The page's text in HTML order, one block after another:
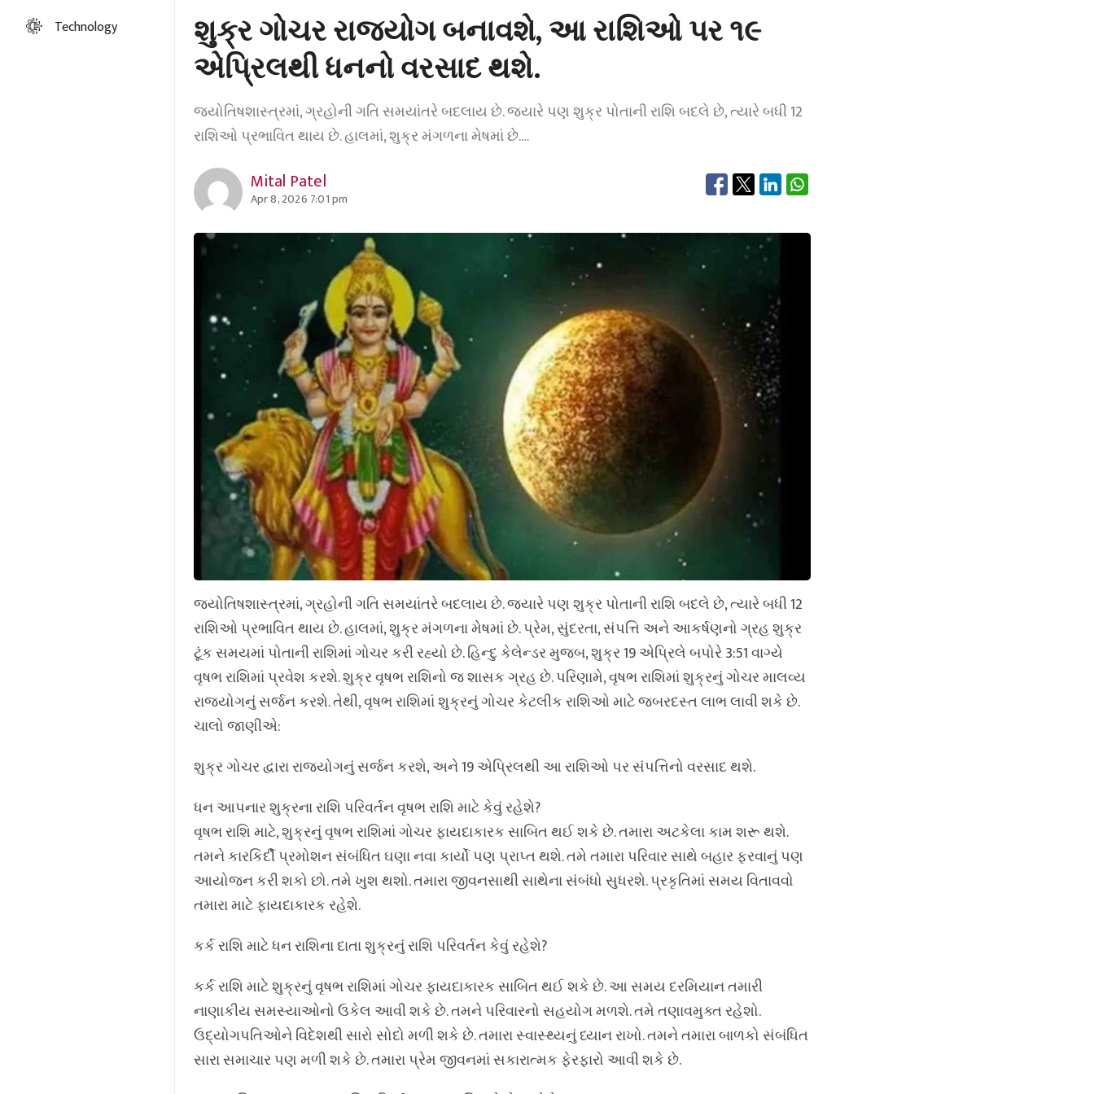
Technology
શુક્ર ગોચર રાજયોગ બનાવશે, આ રાશિઓ પર ૧૯
એપ્રિલથી ધનનો વરસાદ થશે.
જ્યોતિષશાસ્ત્રમાં, ગ્રહોની ગતિ સમયાંતરે બદલાય છે. જ્યારે પણ શુક્ર પોતાની રાશિ બદલે છે, ત્યારે બધી 12
રાશિઓ પ્રભાવિત થાય છે. હાલમાં, શુક્ર મંગળના મેષમાં છે.…
Mital Patel
Apr 8, 2026 7:01 pm
જ્યોતિષશાસ્ત્રમાં, ગ્રહોની ગતિ સમયાંતરે બદલાય છે. જ્યારે પણ શુક્ર પોતાની રાશિ બદલે છે, ત્યારે બધી 12
રાશિઓ પ્રભાવિત થાય છે. હાલમાં, શુક્ર મંગળના મેષમાં છે. પ્રેમ, સુંદરતા, સંપત્તિ અને આકર્ષણનો ગ્રહ શુક્ર
ટૂંક સમયમાં પોતાની રાશિમાં ગોચર કરી રહ્યો છે. હિન્દુ કેલેન્ડર મુજબ, શુક્ર 19 એપ્રિલે બપોરે 3:51 વાગ્યે
વૃષભ રાશિમાં પ્રવેશ કરશે. શુક્ર વૃષભ રાશિનો જ શાસક ગ્રહ છે. પરિણામે, વૃષભ રાશિમાં શુક્રનું ગોચર માલવ્ય
રાજયોગનું સર્જન કરશે. તેથી, વૃષભ રાશિમાં શુક્રનું ગોચર કેટલીક રાશિઓ માટે જબરદસ્ત લાભ લાવી શકે છે.
ચાલો જાણીએ:
શુક્ર ગોચર દ્વારા રાજયોગનું સર્જન કરશે, અને 19 એપ્રિલથી આ રાશિઓ પર સંપત્તિનો વરસાદ થશે.
ધન આપનાર શુક્રના રાશિ પરિવર્તન વૃષભ રાશિ માટે કેવું રહેશે?
વૃષભ રાશિ માટે, શુક્રનું વૃષભ રાશિમાં ગોચર ફાયદાકારક સાબિત થઈ શકે છે. તમારા અટકેલા કામ શરૂ થશે.
તમને કારકિર્દી પ્રમોશન સંબંધિત ઘણા નવા કાર્યો પણ પ્રાપ્ત થશે. તમે તમારા પરિવાર સાથે બહાર ફરવાનું પણ
આયોજન કરી શકો છો. તમે ખુશ થશો. તમારા જીવનસાથી સાથેના સંબંધો સુધરશે. પ્રકૃતિમાં સમય વિતાવવો
તમારા માટે ફાયદાકારક રહેશે.
કર્ક રાશિ માટે ધન રાશિના દાતા શુક્રનું રાશિ પરિવર્તન કેવું રહેશે?
કર્ક રાશિ માટે શુક્રનું વૃષભ રાશિમાં ગોચર ફાયદાકારક સાબિત થઈ શકે છે. આ સમય દરમિયાન તમારી
નાણાકીય સમસ્યાઓનો ઉકેલ આવી શકે છે. તમને પરિવારનો સહયોગ મળશે. તમે તણાવમુક્ત રહેશો.
ઉદ્યોગપતિઓને વિદેશથી સારો સોદો મળી શકે છે. તમારા સ્વાસ્થ્યનું ધ્યાન રાખો. તમને તમારા બાળકો સંબંધિત
સારા સમાચાર પણ મળી શકે છે. તમારા પ્રેમ જીવનમાં સકારાત્મક ફેરફારો આવી શકે છે.